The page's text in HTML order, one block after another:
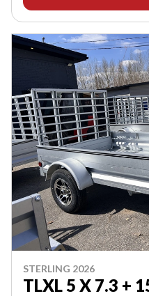
STERLING 2026
TLXL 5 X 7.3 +